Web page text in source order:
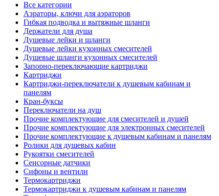
Все категории
Аэраторы, ключи для аэраторов
Гибкая подводка и вытяжные шланги
Держатели для душа
Душевые лейки и шланги
Душевые лейки кухонных смесителей
Душевые шланги кухонных смесителей
Запорно-переключающие картриджи
Картриджи
Картриджи-переключатели к душевым кабинам и
панелям
Кран-буксы
Переключатели на душ
Прочие комплектующие для смесителей и душей
Прочие комплектующие для электронных смесителей
Прочие комплектующие к душевым кабинам и панелям
Ролики для душевых кабин
Рукоятки смесителей
Сенсорные датчики
Сифоны и вентили
Термокартриджи
Термокартриджи к душевым кабинам и панелям